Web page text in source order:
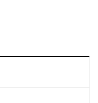
me donne une nouvelle
de la Fraternité algéro-